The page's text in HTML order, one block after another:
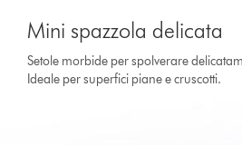
Mini spazzola delicata
Setole morbide per spolverare
Ideale per superfici piane e cruscotti.